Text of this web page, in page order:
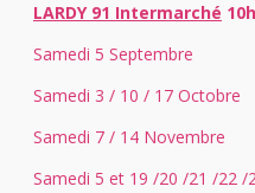
LARDY 91 Intermarché
Samedi 5 Septembre
Samedi 3 / 10 / 17 Octobre
Samedi 7 / 14 Novembre
Samedi 5 et 19 /20 /21 /22 /